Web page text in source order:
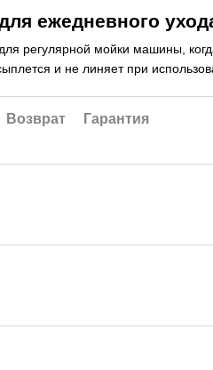
ежедневного
регулярной мойки машины,
и не линяет при
Возврат Гарантия